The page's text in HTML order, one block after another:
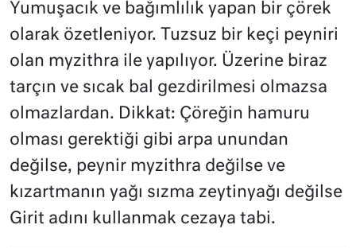
Yumuşacık ve bağımlılık yapan bir çörek
olarak özetleniyor. Tuzsuz bir keçi peyniri
olan myzithra ile yapılıyor. Üzerine biraz
tarçın ve sıcak bal gezdirilmesi olmazsa
olmazlardan. Dikkat: Çöreğin hamuru
olması gerektiği gibi arpa unundan
değilse, peynir myzithra değilse ve
kızartmanın yağı sızma zeytinyağı değilse
Girit adını kullanmak cezaya tabi.